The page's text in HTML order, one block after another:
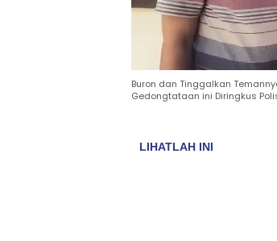
Buron dan Tinggalkan
Gedongtataan ini Diringkus